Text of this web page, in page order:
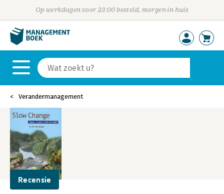
Op werkdagen voor 23:00 besteld, morgen in huis
Verandermanagement
Recensie